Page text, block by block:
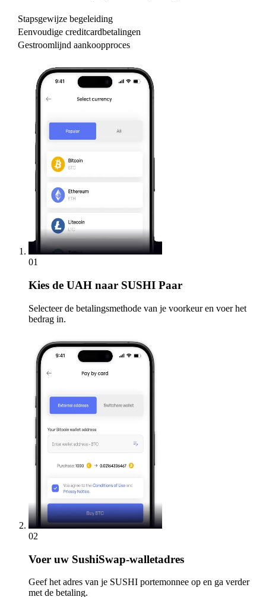
Stapsgewijze begeleiding
Eenvoudige creditcardbetalingen
Gestroomlijnd aankoopproces
01
Kies de UAH naar SUSHI Paar
Selecteer de betalingsmethode van je voorkeur en voer het
bedrag in.
02
Voer uw SushiSwap-walletadres
Geef het adres van je SUSHI portemonnee op en ga verder
met de betaling.